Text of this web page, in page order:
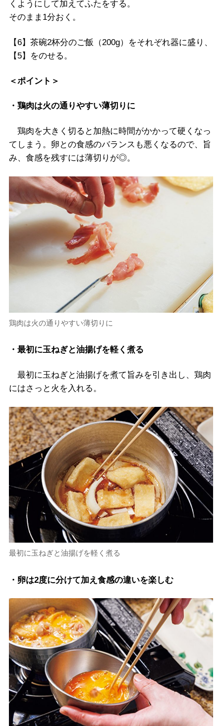
くようにして加えてふたをする。
そのまま1分おく。
【6】茶碗2杯分のご飯（200g）をそれぞれ器に盛り、
【5】をのせる。
＜ポイント＞
・鶏肉は火の通りやすい薄切りに
鶏肉を大きく切ると加熱に時間がかかって硬くなっ
てしまう。卵との食感のバランスも悪くなるので、旨
み、食感を残すには薄切りが◎。
鶏肉は火の通りやすい薄切りに
・最初に玉ねぎと油揚げを軽く煮る
最初に玉ねぎと油揚げを煮て旨みを引き出し、鶏肉
にはさっと火を入れる。
最初に玉ねぎと油揚げを軽く煮る
・卵は2度に分けて加え食感の違いを楽しむ